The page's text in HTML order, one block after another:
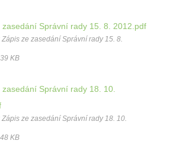
zasedání Správní rady 15. 8. 2012.pdf
ze zasedání Správní rady 15. 8.
KB
Správní rady 18. 10.
ze zasedání Správní rady 18. 10.
KB